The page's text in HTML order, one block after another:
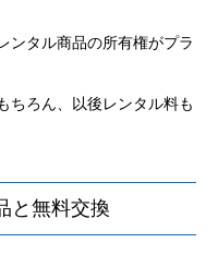
ンタル商品の所有権がプラ
ちろん、以後レンタル料も
と無料交換